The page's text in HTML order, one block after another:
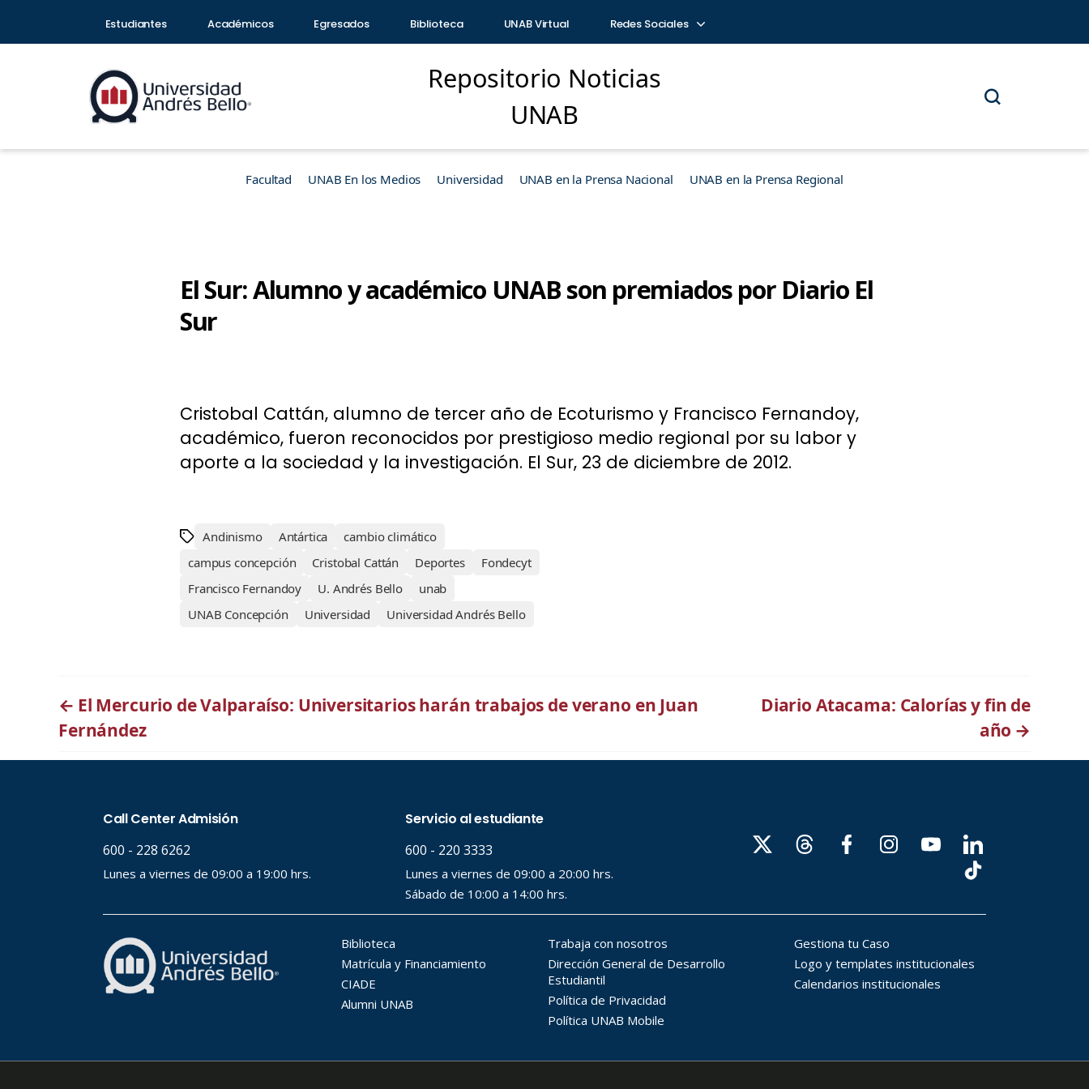
Estudiantes Académicos Egresados Biblioteca UNAB Virtual Redes Sociales
Repositorio Noticias
UNAB
Facultad UNAB En los Medios Universidad UNAB en la Prensa Nacional UNAB en la Prensa Regional
El Sur: Alumno y académico UNAB son premiados por Diario El
Sur
Cristobal Cattán, alumno de tercer año de Ecoturismo y Francisco Fernandoy,
académico, fueron reconocidos por prestigioso medio regional por su labor y
aporte a la sociedad y la investigación. El Sur, 23 de diciembre de 2012.
Andinismo Antártica
cambio climático
campus concepción
Cristobal Cattán Deportes
Fondecyt
Francisco Fernandoy
U. Andrés Bello
unab
UNAB Concepción
Universidad Universidad Andrés Bello
← El Mercurio de Valparaíso: Universitarios harán trabajos de verano en Juan
Fernández
Diario Atacama: Calorías y fin de
año →